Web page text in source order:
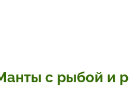
с рыбой и